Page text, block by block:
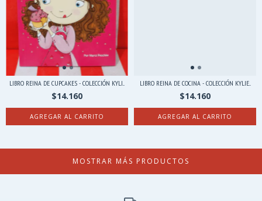
LIBRO REINA DE CUPCAKES - COLECCIÓN KYLI...
$14.160
LIBRO REINA DE COCINA - COLECCIÓN KYLIE...
$14.160
MOSTRAR MÁS PRODUCTOS